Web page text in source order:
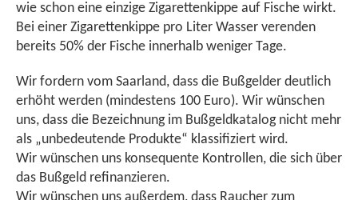
wie schon eine einzige Zigarettenkippe auf Fische wirkt.
Bei einer Zigarettenkippe pro Liter Wasser verenden
bereits 50% der Fische innerhalb weniger Tage.
Wir fordern vom Saarland, dass die Bußgelder deutlich
erhöht werden (mindestens 100 Euro). Wir wünschen
uns, dass die Bezeichnung im Bußgeldkatalog nicht mehr
als „unbedeutende Produkte“ klassifiziert wird.
Wir wünschen uns konsequente Kontrollen, die sich über
das Bußgeld refinanzieren.